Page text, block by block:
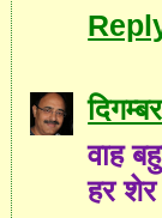
वाह
हर